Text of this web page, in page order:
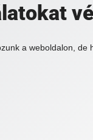
a weboldalon, de